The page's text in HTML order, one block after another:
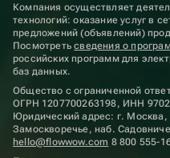
Компания осуществляет
технологий: оказание услуг в
предложений (объявлений)
Посмотретьсведения о
российских программ для
баз данных.
Общество с ограниченной
ОГРН 1207700263198, ИНН
Юридический адрес: г. Москва,
Замоскворечье, наб.
hello@flowwow.com 8 800 555-